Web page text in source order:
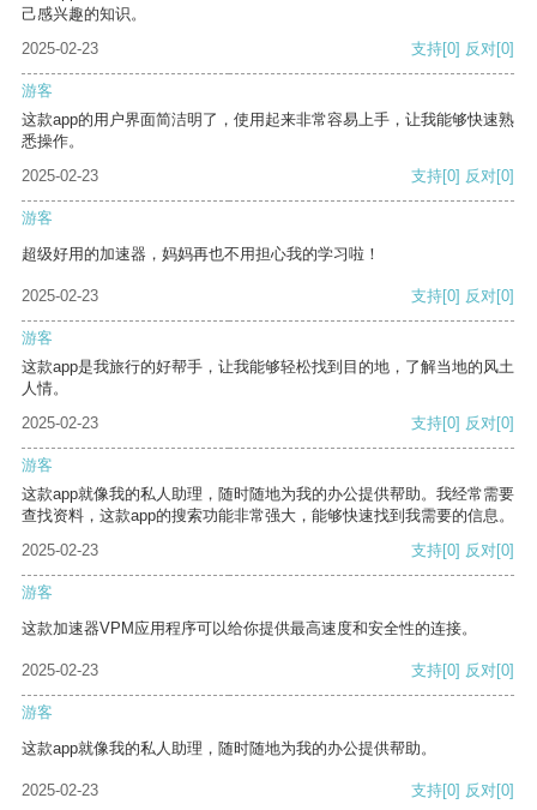
己感兴趣的知识。
2025-02-23
支持[0] 反对[0]
游客
这款app的用户界面简洁明了，使用起来非常容易上手，让我能够快速熟
悉操作。
2025-02-23
支持[0] 反对[0]
游客
超级好用的加速器，妈妈再也不用担心我的学习啦！
2025-02-23 支持[0] 反对[0]
游客
这款app是我旅行的好帮手，让我能够轻松找到目的地，了解当地的风土
人情。
2025-02-23
支持[0] 反对[0]
游客
这款app就像我的私人助理，随时随地为我的办公提供帮助。我经常需要
查找资料，这款app的搜索功能非常强大，能够快速找到我需要的信息。
2025-02-23
支持[0] 反对[0]
游客
这款加速器VPM应用程序可以给你提供最高速度和安全性的连接。
2025-02-23 支持[0] 反对[0]
游客
这款app就像我的私人助理，随时随地为我的办公提供帮助。
2025-02-23 支持[0] 反对[0]